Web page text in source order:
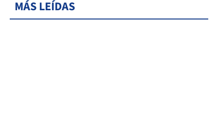
MÁS LEÍDAS